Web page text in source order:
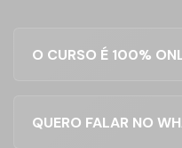
O CURSO É 100%
QUERO FALAR NO